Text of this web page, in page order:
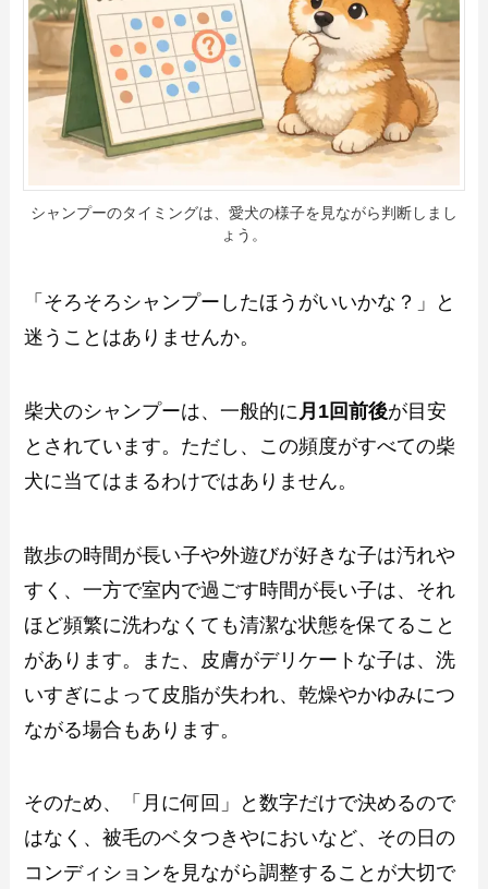
シャンプーのタイミングは、愛犬の様子を見ながら判断しまし
ょう。
「そろそろシャンプーしたほうがいいかな？」と
迷うことはありませんか。
柴犬のシャンプーは、一般的に 月1回前後が目安
とされています。ただし、この頻度がすべての柴
犬に当てはまるわけではありません。
散歩の時間が長い子や外遊びが好きな子は汚れや
すく、一方で室内で過ごす時間が長い子は、それ
ほど頻繁に洗わなくても清潔な状態を保てること
があります。また、皮膚がデリケートな子は、洗
いすぎによって皮脂が失われ、乾燥やかゆみにつ
ながる場合もあります。
そのため、「月に何回」と数字だけで決めるので
はなく、被毛のベタつきやにおいなど、その日の
コンディションを見ながら調整することが大切で